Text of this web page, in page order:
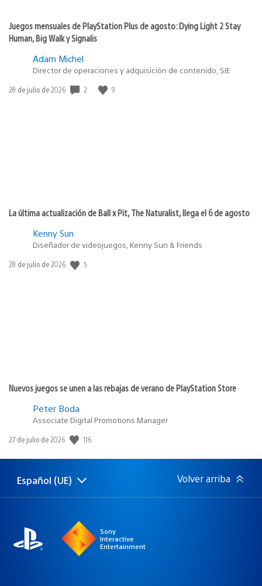
Juegos mensuales de PlayStation Plus de agosto: Dying Light 2 Stay
Human, Big Walk y Signalis
Adam Michel
Director de operaciones y adquisición de contenido, SIE
Fecha
28 de julio de 2026 2 9
La última actualización de Ball x Pit, The Naturalist, llega el 6 de agosto
Kenny Sun
Diseñador de videojuegos, Kenny Sun & Friends
Fecha
28 de julio de 2026 5
Nuevos juegos se unen a las rebajas de verano de PlayStation Store
Peter Boda
Associate Digital Promotions Manager
Fecha
publicación:
27 de julio de 2026 116
Selecciona
una
Región
actual:
Español (UE) Volver arriba
Sony
Interactive
Entertainment